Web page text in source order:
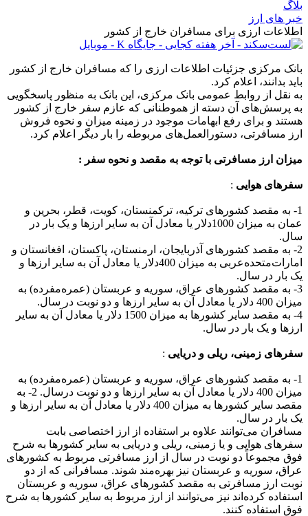
بلاگ
خبر های ارز
اطلاعات ارزی برای مسافران خارج از کشور
بانک مرکزی جزئیات اطلاعات ارزی را که مسافران خارج از کشور
باید بدانند، اعلام کرد.
به نقل از روابط عمومی بانک مرکزی، این بانک به منظور پاسخگویی
به پرسش‌های آن دسته از هموطنانی که عازم سفر خارج از کشور
هستند و برای رفع ابهامات موجود در زمینه میزان و نحوه فروش
ارز مسافرتی، دستورالعمل‌های مربوطه را بار دیگر اعلام کرد.
میزان ارز مسافرتی با توجه به مقصد و نحوه سفر :
سفرهای هوایی :
1- به مقصد کشورهای ترکیه، ترکمنستان، کویت، قطر، بحرین و
عمان به میزان 1000دلار یا معادل آن به سایر ارزها و یک‌ بار در
سال.
2- به مقصد کشورهای آذربایجان، ارمنستان، پاکستان، افغانستان و
امارات‌متحده‌عربی به میزان 400دلار یا معادل آن به سایر ارزها و
یک بار در سال.
3- به مقصد کشورهای عراق، سوریه و عربستان (عمره‌مفرده) به
میزان 400 دلار یا معادل آن به سایر ارزها و دو نوبت در سال.
4- به مقصد سایر کشورها به میزان 1500 دلار یا معادل آن به سایر
ارزها و یک بار در سال.
سفرهای زمینی، ریلی و دریایی :
1- به مقصد کشورهای عراق، سوریه و عربستان (عمره‌مفرده) به
میزان 400 دلار یا معادل آن به سایر ارزها و دو نوبت درسال. 2- به
مقصد سایر کشورها به میزان 400 دلار یا معادل آن به سایر ارزها و
یک بار در سال.
مسافران می‌توانند علاوه بر استفاده از ارز اختصاصی بابت
سفرهای هوایی و یا زمینی، ریلی و دریایی به سایر کشورها به شرح
فوق مجموعاً دو نوبت در سال از ارز مسافرتی‌ مربوط به کشورهای
عراق، سوریه و عربستان نیز بهره‌مند شوند. مسافرانی که از دو
نوبت ارز مسافرتی به مقصد کشورهای عراق، سوریه و عربستان
استفاده کرده‌اند نیز می‌توانند از ارز مربوط به سایر کشورها به شرح
فوق استفاده کنند.